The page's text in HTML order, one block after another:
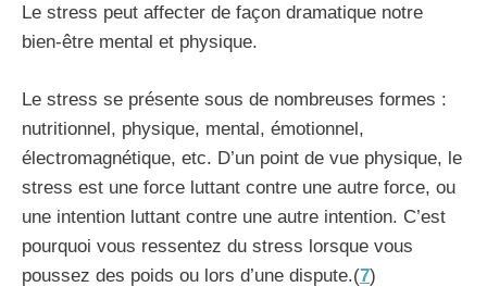
Le stress peut affecter de façon dramatique notre
bien-être mental et physique.
Le stress se présente sous de nombreuses formes :
nutritionnel, physique, mental, émotionnel,
électromagnétique, etc. D’un point de vue physique, le
stress est une force luttant contre une autre force, ou
une intention luttant contre une autre intention. C’est
pourquoi vous ressentez du stress lorsque vous
poussez des poids ou lors d’une dispute.(7)